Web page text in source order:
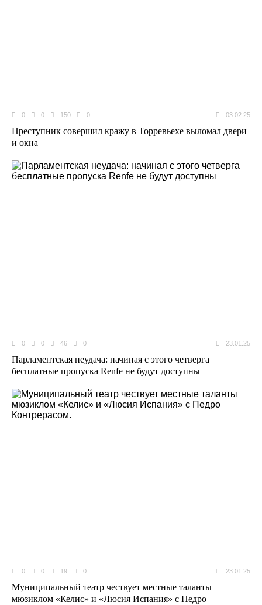
0 0 150 0 03.02.25
Преступник совершил кражу в Торревьехе выломал двери
и окна
0 0 46 0 23.01.25
Парламентская неудача: начиная с этого четверга
бесплатные пропуска Renfe не будут доступны
0 0 19 0 23.01.25
Муниципальный театр чествует местные таланты
мюзиклом «Келис» и «Люсия Испания» с Педро